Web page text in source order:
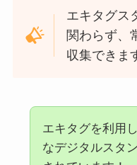
エキタグス
関わらず、
収集できま
エキタグを利用
なデジタルスタ